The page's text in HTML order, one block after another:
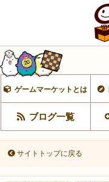
ゲームマーケットとは
ブログ一覧
サイトトップに戻る